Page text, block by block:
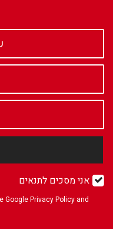
אני מסכים לתנאים
GooglePrivacy Policy and